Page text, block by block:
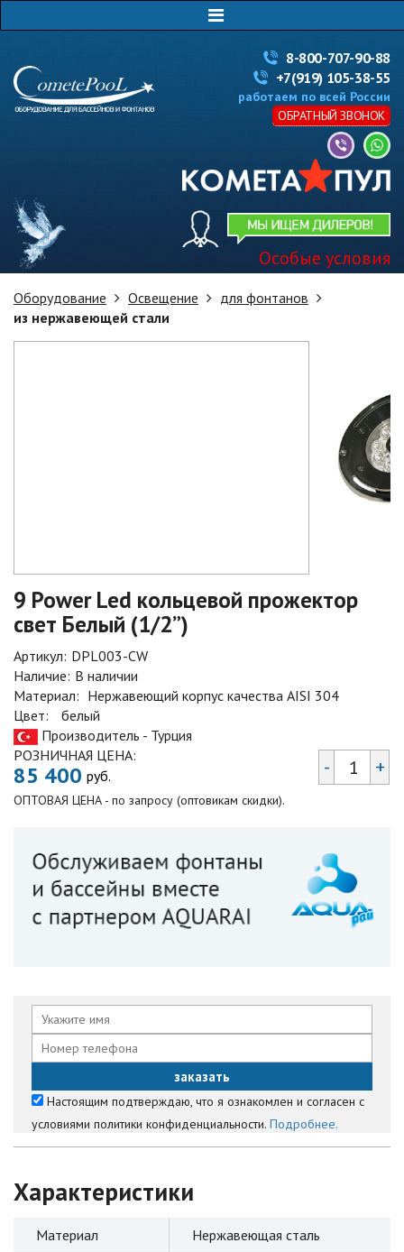
8-800-707-90-88
+7(919) 105-38-55
работаем по всей России
ОБРАТНЫЙ ЗВОНОК
Особые условия
Оборудование Освещение
для фонтанов
из нержавеющей стали
9 Power Led кольцевой прожектор
свет Белый (1/2”)
Артикул: DPL003-CW
Наличие: В наличии
Материал: Нержавеющий корпус качества AISI 304
Цвет:
белый
Производитель - Турция
РОЗНИЧНАЯ ЦЕНА:
85 400 руб.
ОПТОВАЯ ЦЕНА - по запросу (оптовикам скидки).
- +
Настоящим подтверждаю, что я ознакомлен и согласен с
условиями политики конфиденциальности. Подробнее.
Характеристики
Материал
Нержавеющая сталь